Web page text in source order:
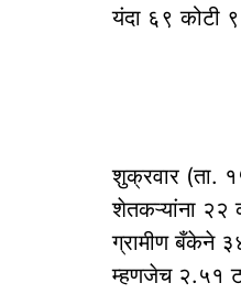
यंदा ६९ कोटी
शुक्रवार (ता.
शेतकऱ्यांना २२
ग्रामीण बँकेने
म्हणजेच २.५१